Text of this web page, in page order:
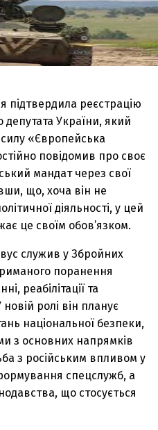
підтвердила реєстрацію
депутата України, який
«Європейська
повідомив про своє
мандат через свої
що, хоча він не
діяльності, у цей
це своїм обов’язком.
служив у Збройних
поранення
реабілітації та
новій ролі він планує
національної безпеки,
з основних напрямків
з російським впливом у
спецслужб, а
що стосується